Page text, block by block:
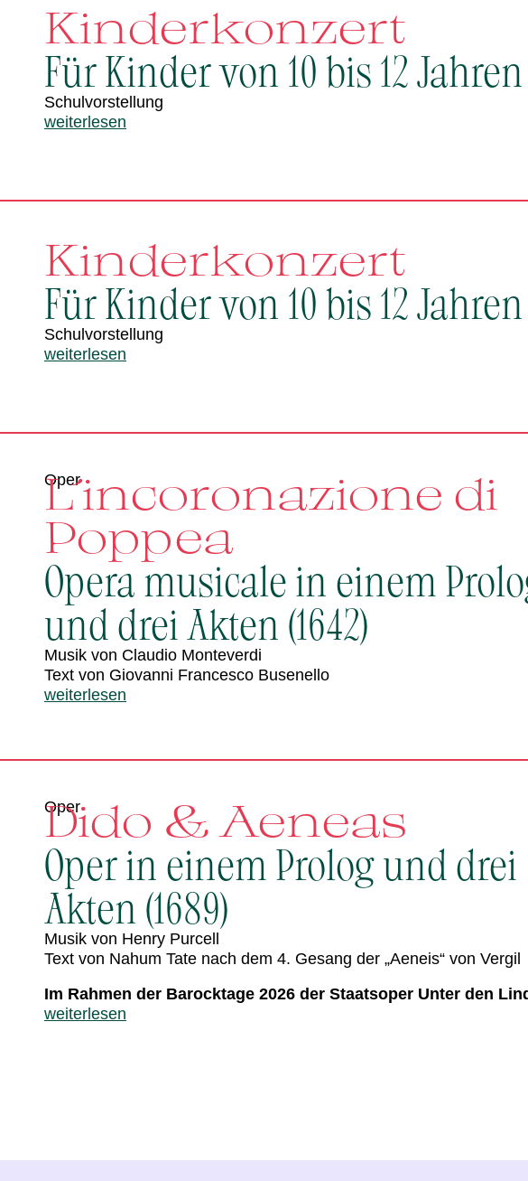
Kinderkonzert
Für Kinder von 10 bis 12 Jahren
Schulvorstellung
weiterlesen
Kinderkonzert
Für Kinder von 10 bis 12 Jahren
Schulvorstellung
weiterlesen
Oper
L´incoronazione di
Poppea
Opera musicale in einem
und drei Akten (1642)
Musik von Claudio Monteverdi
Text von Giovanni Francesco Busenello
weiterlesen
Oper
Dido & Aeneas
Oper in einem Prolog und drei
Akten (1689)
Musik von Henry Purcell
Text von Nahum Tate nach dem 4. Gesang der „Aeneis“ von Vergil
Im Rahmen der Barocktage 2026 der Staatsoper Unter den
weiterlesen